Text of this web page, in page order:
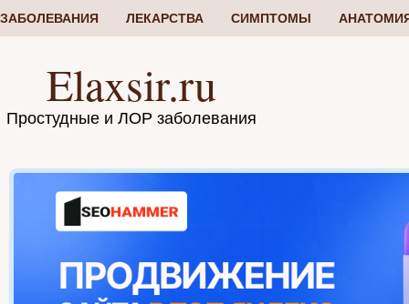
ЗАБОЛЕВАНИЯ ЛЕКАРСТВА СИМПТОМЫ
Elaxsir.ru
Простудные и ЛОР заболевания